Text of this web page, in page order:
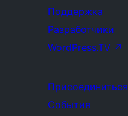
Поддержка
Разработчики
WordPress.TV ↗
Присоединиться
События